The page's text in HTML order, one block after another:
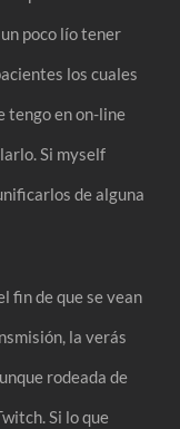
poco lío tener
los cuales
tengo en on-line
Si myself
de alguna
fin de que se vean
la verás
rodeada de
Si lo que